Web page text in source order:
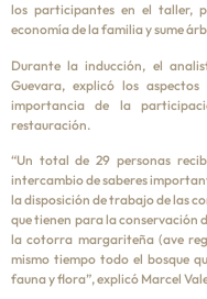
los participantes en el taller,
economía de la familia y sume
Durante la inducción, el
Guevara, explicó los
importancia de la
restauración.
“Un total de 29 personas
intercambio de saberes
la disposición de trabajo de las
que tienen para la conservación
la cotorra margariteña (ave
mismo tiempo todo el bosque
fauna y flora”, explicó Marcel